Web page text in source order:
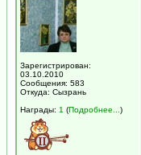
Зарегистрирован:
03.10.2010
Сообщения: 583
Откуда: Сызрань
Награды: 1 (Подробнее... )